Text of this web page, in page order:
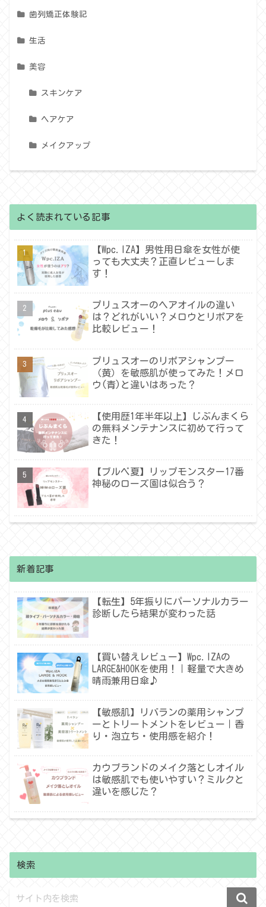
歯列矯正体験記
生活
美容
スキンケア
ヘアケア
メイクアップ
よく読まれている記事
【Wpc.IZA】男性用日傘を女性が使
っても大丈夫？正直レビューしま
す！
プリュスオーのヘアオイルの違い
は？どれがいい？メロウとリポアを
比較レビュー！
プリュスオーのリポアシャンプー
（黄）を敏感肌が使ってみた！メロ
ウ(青)と違いはあった？
【使用歴1年半年以上】じぶんまくら
の無料メンテナンスに初めて行って
きた！
【ブルベ夏】リップモンスター17番
神秘のローズ園は似合う？
新着記事
【転生】5年振りにパーソナルカラー
診断したら結果が変わった話
【買い替えレビュー】Wpc.IZAの
LARGE&HOOKを使用！｜軽量で大きめ
晴雨兼用日傘♪
【敏感肌】リバランの薬用シャンプ
ーとトリートメントをレビュー｜香
り・泡立ち・使用感を紹介！
カウブランドのメイク落としオイル
は敏感肌でも使いやすい？ミルクと
違いを感じた？
検索